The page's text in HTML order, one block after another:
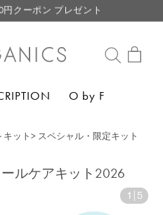
円クーポン プレゼント
わせと商品配送に関しまして
円クーポン プレゼント
O by F
キット> スペシャル・限定キット
ールケアキット2026
1 5